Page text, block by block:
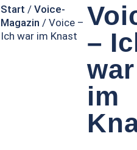
Start / Voice-
Magazin / Voice –
Ich war im Knast
–
war
im